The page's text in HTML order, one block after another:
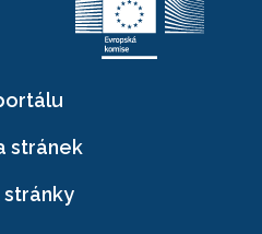
stránek
stránky